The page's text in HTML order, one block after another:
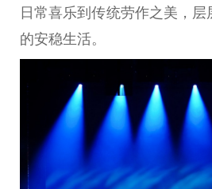
日常喜乐到传统劳作之美，
的安稳生活。